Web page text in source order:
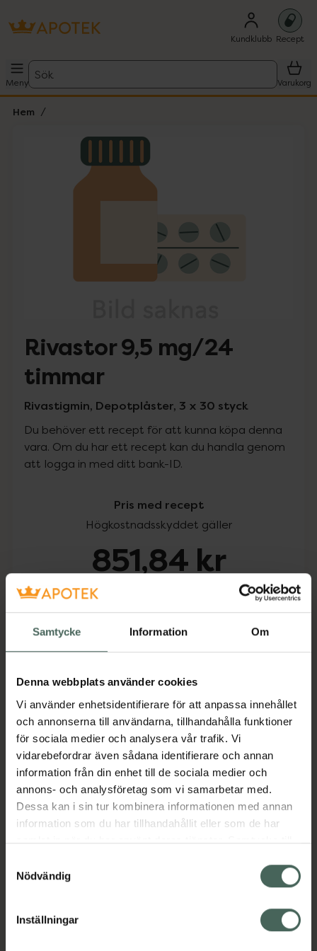
Samtycke Information Om
Denna webbplats använder cookies
Vi använder enhetsidentifierare för att anpassa innehållet
och annonserna till användarna, tillhandahålla funktioner
för sociala medier och analysera vår trafik. Vi
vidarebefordrar även sådana identifierare och annan
information från din enhet till de sociala medier och
annons- och analysföretag som vi samarbetar med.
Dessa kan i sin tur kombinera informationen med annan
information som du har tillhandahållit eller som de har
samlat in när du har använt deras tjänster. Samtycke till
återkalla ditt samtycke via webbplatsens
cookieinställningar. Ett återkallat samtycke påverkar inte
lagligheten av behandling som skett innan återkallelsen.
Nödvändig
Inställningar
Kundklubb Recept
Meny
Sök
Varukorg
Hem
Lista: . Innehåller 1 objekt.
Rivastor 9,5 mg/24
timmar
Rivastigmin, Depotplåster, 3 x 30 styck
Du behöver ett recept för att kunna köpa denna
vara. Om du har ett recept kan du handla genom
att logga in med ditt bank-ID.
Pris med recept
Högkostnadsskyddet gäller
851,84 kr
Köp via ditt recept
Aktuella erbjudanden
Beskrivning Dölj
Läs alltid bipacksedeln innan
användning.
EAN:06432100034373
Bipacksedel från FASS Visa